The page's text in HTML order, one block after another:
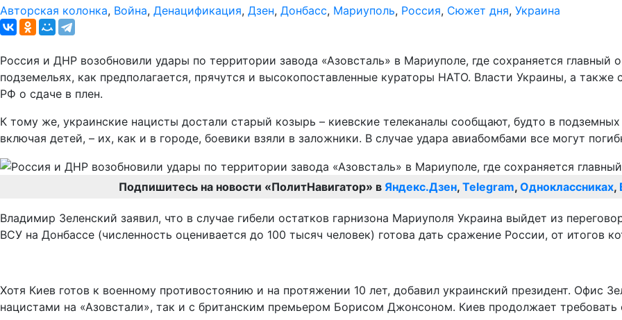
Авторская колонка, Война, Денацификация, Дзен, Донбасс, Мариуполь, Россия, Сюжет дня, Украина
Россия и ДНР возобновили удары по территории завода «Азовсталь» в Мариуполе, где сохраняется главный
подземельях, как предполагается, прячутся и высокопоставленные кураторы НАТО. Власти Украины, а
РФ о сдаче в плен.
К тому же, украинские нацисты достали старый козырь – киевские телеканалы сообщают, будто в
включая детей, – их, как и в городе, боевики взяли в заложники. В случае удара авиабомбами все могут
Подпишитесь на новости «ПолитНавигатор» в Яндекс.Дзен, Telegram, Одноклассниках,
Владимир Зеленский заявил, что в случае гибели остатков гарнизона Мариуполя Украина выйдет из
ВСУ на Донбассе (численность оценивается до 100 тысяч человек) готова дать сражение России, от итогов
Хотя Киев готов к военному противостоянию и на протяжении 10 лет, добавил украинский президент. Офис
нацистами на «Азовстали», так и с британским премьером Борисом Джонсоном. Киев продолжает